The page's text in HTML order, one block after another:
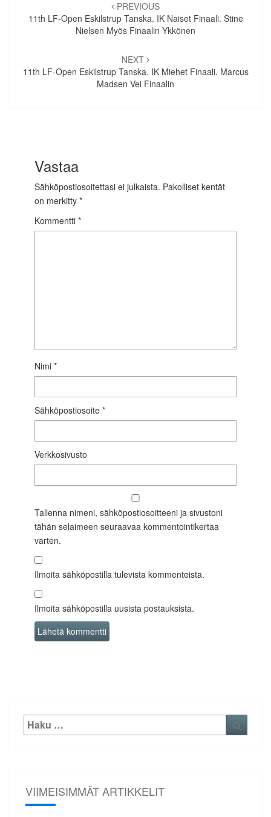
selaus
PREVIOUS
11th LF-Open Eskilstrup Tanska. IK Naiset Finaali. Stine
Nielsen Myös Finaalin Ykkönen
NEXT
11th LF-Open Eskilstrup Tanska. IK Miehet Finaali. Marcus
Madsen Vei Finaalin
Vastaa
Sähköpostiosoitettasi ei julkaista. Pakolliset kentät
on merkitty *
Kommentti *
Nimi *
Sähköpostiosoite *
Verkkosivusto
Tallenna nimeni, sähköpostiosoitteeni ja sivustoni
tähän selaimeen seuraavaa kommentointikertaa
varten.
Ilmoita sähköpostilla tulevista kommenteista.
Ilmoita sähköpostilla uusista postauksista.
Etsi:
VIIMEISIMMÄT ARTIKKELIT